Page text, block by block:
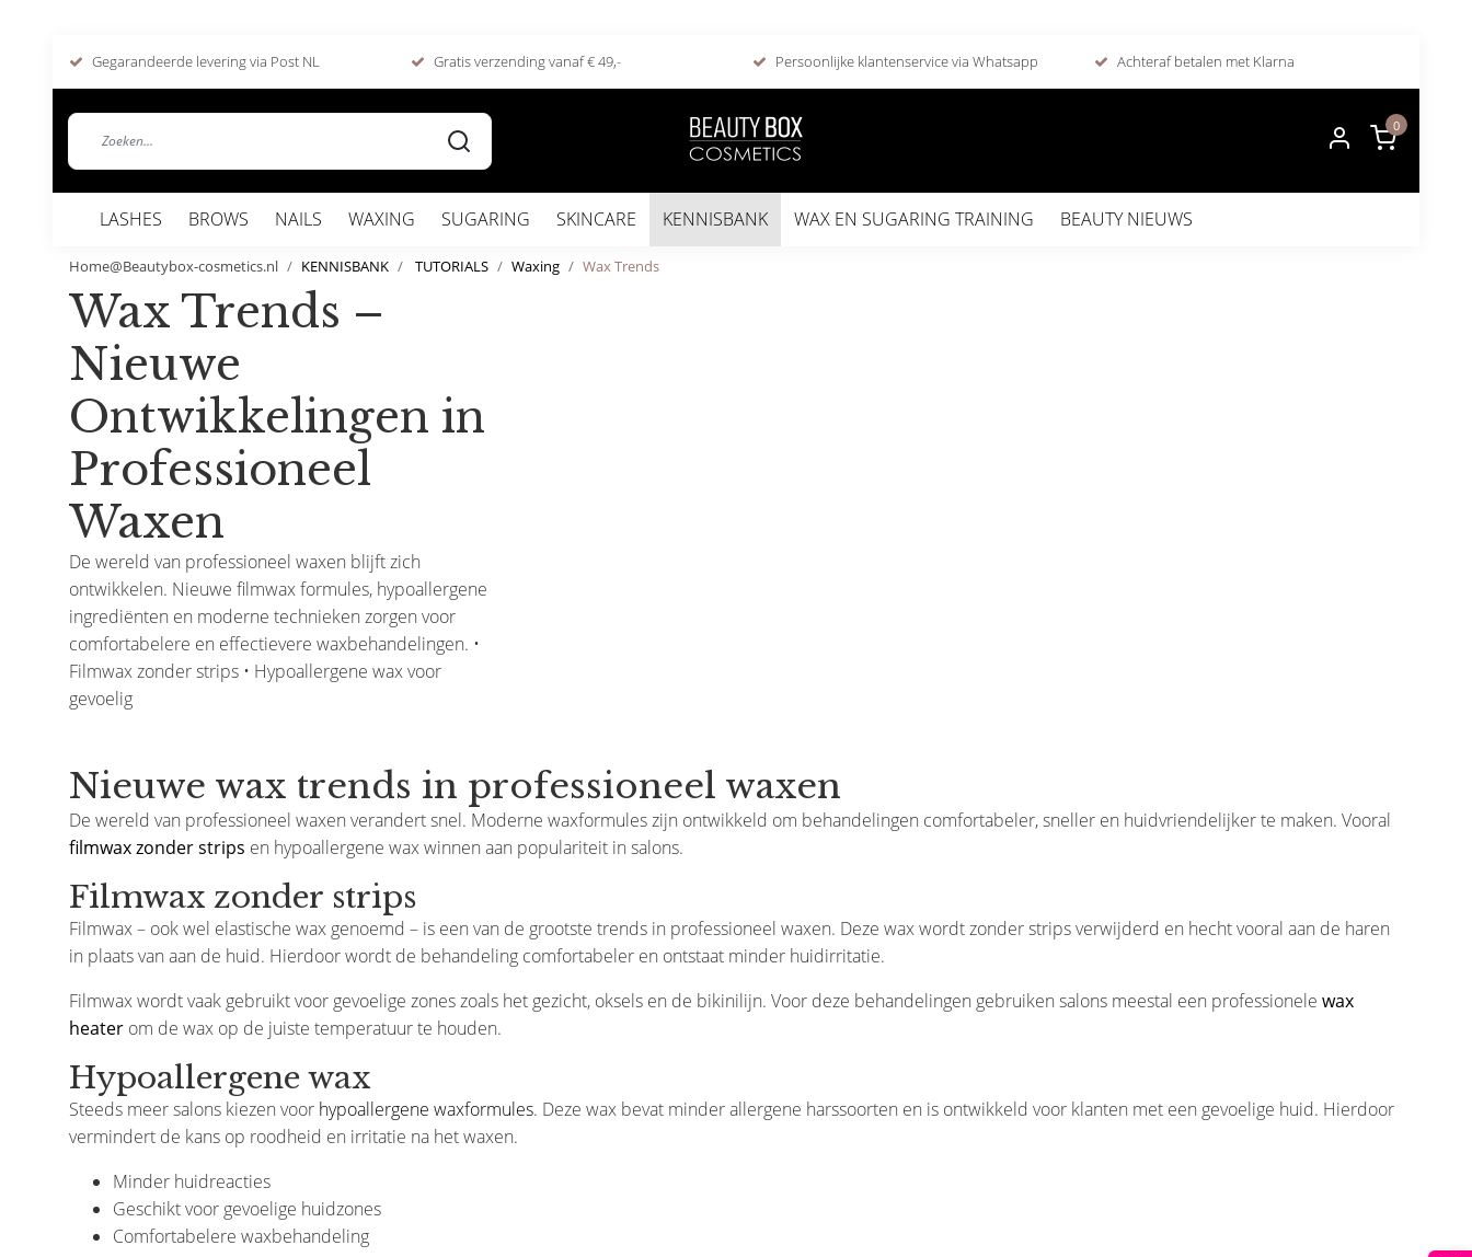
Gegarandeerde levering via Post NL Gratis verzending vanaf € 49,- Persoonlijke klantenservice via Whatsapp Achteraf betalen met Klarna
0
LASHES BROWS NAILS WAXING SUGARING SKINCARE KENNISBANK WAX EN SUGARING TRAINING BEAUTY NIEUWS
Home@Beautybox-cosmetics.nl KENNISBANK TUTORIALS Waxing Wax Trends
Wax Trends –
Nieuwe
Ontwikkelingen in
Professioneel
Waxen
De wereld van professioneel waxen blijft zich
ontwikkelen. Nieuwe filmwax formules, hypoallergene
ingrediënten en moderne technieken zorgen voor
comfortabelere en effectievere waxbehandelingen. •
Filmwax zonder strips • Hypoallergene wax voor
gevoelig
Nieuwe wax trends in professioneel waxen
De wereld van professioneel waxen verandert snel. Moderne waxformules zijn ontwikkeld om behandelingen comfortabeler, sneller en huidvriendelijker te maken. Vooral
filmwax zonder strips en hypoallergene wax winnen aan populariteit in salons.
Filmwax zonder strips
Filmwax – ook wel elastische wax genoemd – is een van de grootste trends in professioneel waxen. Deze wax wordt zonder strips verwijderd en hecht vooral aan de haren
in plaats van aan de huid. Hierdoor wordt de behandeling comfortabeler en ontstaat minder huidirritatie.
Filmwax wordt vaak gebruikt voor gevoelige zones zoals het gezicht, oksels en de bikinilijn. Voor deze behandelingen gebruiken salons meestal een professionele wax
heater om de wax op de juiste temperatuur te houden.
Hypoallergene wax
Steeds meer salons kiezen voor hypoallergene waxformules. Deze wax bevat minder allergene harssoorten en is ontwikkeld voor klanten met een gevoelige huid. Hierdoor
vermindert de kans op roodheid en irritatie na het waxen.
Minder huidreacties
Geschikt voor gevoelige huidzones
Comfortabelere waxbehandeling